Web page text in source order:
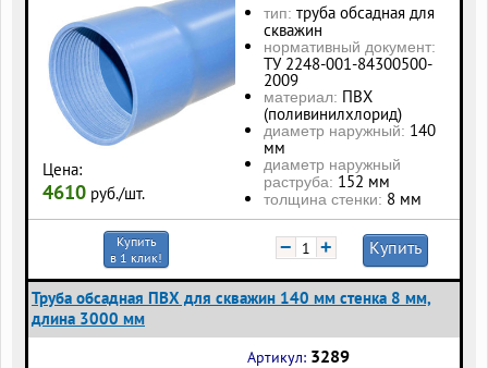
Цена:
4610 руб./шт.
тип: труба обсадная для
скважин
нормативный документ:
ТУ 2248-001-84300500-
2009
материал: ПВХ
(поливинилхлорид)
диаметр наружный: 140
мм
диаметр наружный
раструба: 152 мм
толщина стенки: 8 мм
Купить
в 1 клик!
− + Купить
Труба обсадная ПВХ для скважин 140 мм стенка 8 мм,
длина 3000 мм
Артикул: 3289